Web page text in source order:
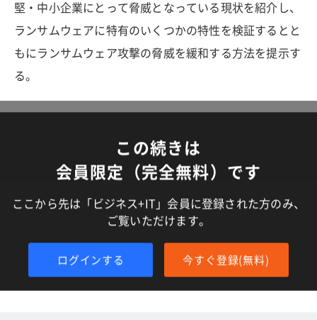
堅・中小企業にとって脅威となっている現状を紹介し、
ランサムウェアに特有のいくつかの特性を検証するとと
もにランサムウェア攻撃の脅威を緩和する方法を提示す
る。
この続きは
会員限定（完全無料）です
ここから先は「ビジネス+IT」会員に登録された方のみ、
ご覧いただけます。
ログインする 今すぐ登録(無料)